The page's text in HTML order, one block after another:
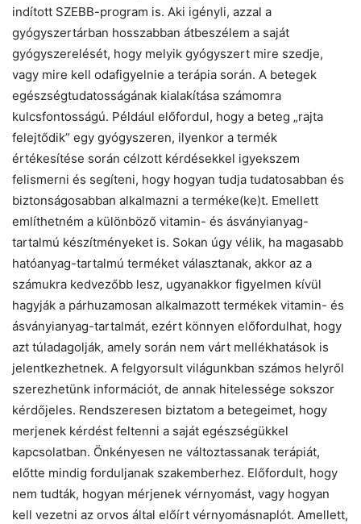
indított SZEBB-program is. Aki igényli, azzal a
gyógyszertárban hosszabban átbeszélem a saját
gyógyszerelését, hogy melyik gyógyszert mire szedje,
vagy mire kell odafigyelnie a terápia során. A betegek
egészségtudatosságának kialakítása számomra
kulcsfontosságú. Például előfordul, hogy a beteg „rajta
felejtődik” egy gyógyszeren, ilyenkor a termék
értékesítése során célzott kérdésekkel igyekszem
felismerni és segíteni, hogy hogyan tudja tudatosabban és
biztonságosabban alkalmazni a terméke(ke)t. Emellett
említhetném a különböző vitamin- és ásványianyag-
tartalmú készítményeket is. Sokan úgy vélik, ha magasabb
hatóanyag-tartalmú terméket választanak, akkor az a
számukra kedvezőbb lesz, ugyanakkor figyelmen kívül
hagyják a párhuzamosan alkalmazott termékek vitamin- és
ásványianyag-tartalmát, ezért könnyen előfordulhat, hogy
azt túladagolják, amely során nem várt mellékhatások is
jelentkezhetnek. A felgyorsult világunkban számos helyről
szerezhetünk információt, de annak hitelessége sokszor
kérdőjeles. Rendszeresen biztatom a betegeimet, hogy
merjenek kérdést feltenni a saját egészségükkel
kapcsolatban. Önkényesen ne változtassanak terápiát,
előtte mindig forduljanak szakemberhez. Előfordult, hogy
nem tudták, hogyan mérjenek vérnyomást, vagy hogyan
kell vezetni az orvos által előírt vérnyomásnaplót. Amellett,